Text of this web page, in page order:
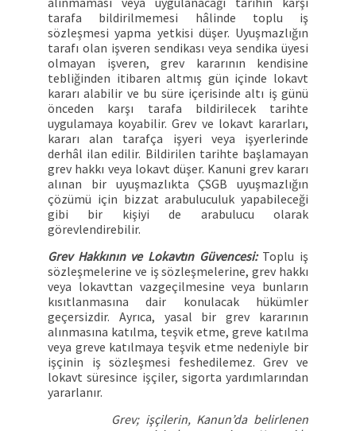
tarafa bildirilmemesi hâlinde toplu iş
sözleşmesi yapma yetkisi düşer. Uyuşmazlığın
tarafı olan işveren sendikası veya sendika üyesi
olmayan işveren, grev kararının kendisine
tebliğinden itibaren altmış gün içinde lokavt
kararı alabilir ve bu süre içerisinde altı iş günü
önceden karşı tarafa bildirilecek tarihte
uygulamaya koyabilir. Grev ve lokavt kararları,
kararı alan tarafça işyeri veya işyerlerinde
derhâl ilan edilir. Bildirilen tarihte başlamayan
grev hakkı veya lokavt düşer. Kanuni grev kararı
alınan bir uyuşmazlıkta ÇSGB uyuşmazlığın
çözümü için bizzat arabuluculuk yapabileceği
gibi bir kişiyi de arabulucu olarak
görevlendirebilir.
Grev Hakkının ve Lokavtın Güvencesi: Toplu iş
sözleşmelerine ve iş sözleşmelerine, grev hakkı
veya lokavttan vazgeçilmesine veya bunların
kısıtlanmasına dair konulacak hükümler
geçersizdir. Ayrıca, yasal bir grev kararının
alınmasına katılma, teşvik etme, greve katılma
veya greve katılmaya teşvik etme nedeniyle bir
işçinin iş sözleşmesi feshedilemez. Grev ve
lokavt süresince işçiler, sigorta yardımlarından
yararlanır.
Grev; işçilerin, Kanun’da belirlenen